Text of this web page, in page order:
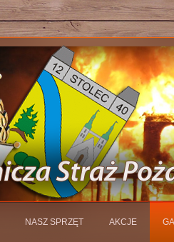
NASZ SPRZĘT AKCJE